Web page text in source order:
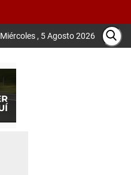
Miércoles , 5 Agosto 2026